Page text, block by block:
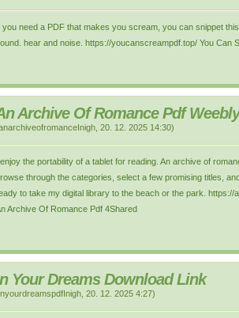
you need a PDF that makes you scream, you can snippet
hear and noise. https://youcanscreampdf.top/ You Can
Archive Of Romance Pdf Weebly
20. 12. 2025 14:30)
the portability of a tablet for reading. An archive of
through the categories, select a few promising titles,
to take my digital library to the beach or the park. https://
Archive Of Romance Pdf 4Shared
Your Dreams Download Link
20. 12. 2025 4:27)